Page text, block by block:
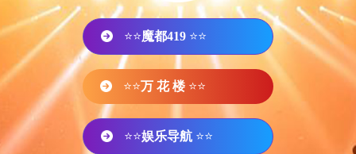
⭐⭐魔都419 ⭐⭐
⭐⭐万 花 楼 ⭐⭐
⭐⭐娱乐导航 ⭐⭐